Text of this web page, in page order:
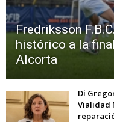
Fredriksson
histórico a la
Alcorta
Di
Vialidad